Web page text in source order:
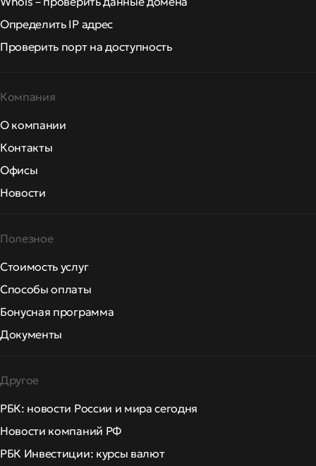
Определить IP адрес
Проверить порт на доступность
Компания
О компании
Контакты
Офисы
Новости
Полезное
Стоимость услуг
Способы оплаты
Бонусная программа
Документы
Другое
РБК: новости России и мира сегодня
Новости компаний РФ
РБК Инвестиции: курсы валют